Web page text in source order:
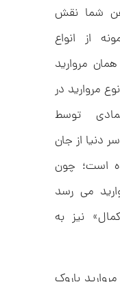
شما نقش
از انواع
مروارید
مروارید در
توسط
دنیا از جان
است؛ چون
می رسد
نیز به